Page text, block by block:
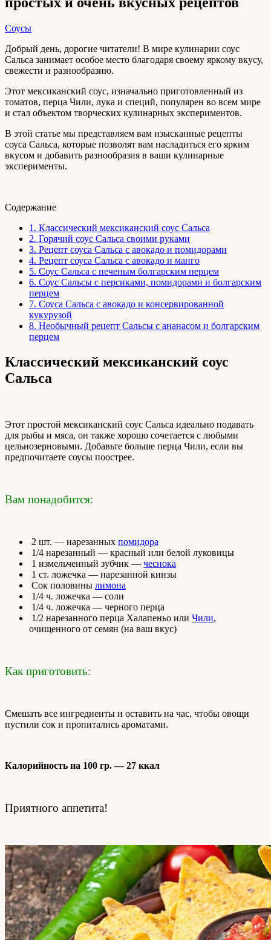
Соусы
Добрый день, дорогие читатели! В мире кулинарии соус
Сальса занимает особое место благодаря своему яркому вкусу,
свежести и разнообразию.
Этот мексиканский соус, изначально приготовленный из
томатов, перца Чили, лука и специй, популярен во всем мире
и стал объектом творческих кулинарных экспериментов.
В этой статье мы представляем вам изысканные рецепты
соуса Сальса, которые позволят вам насладиться его ярким
вкусом и добавить разнообразия в ваши кулинарные
эксперименты.
Содержание
1. Классический мексиканский соус Сальса
2. Горячий соус Сальса своими руками
3. Рецепт соуса Сальса с авокадо и помидорами
4. Рецепт соуса Сальса с авокадо и манго
5. Соус Сальса с печеным болгарским перцем
6. Соус Сальсы с персиками, помидорами и болгарским
перцем
7. Соуса Сальса с авокадо и консервированной
кукурузой
8. Необычный рецепт Сальсы с ананасом и болгарским
перцем
Классический мексиканский соус
Сальса
Этот простой мексиканский соус Сальса идеально подавать
для рыбы и мяса, он также хорошо сочетается с любыми
цельнозерновыми. Добавьте больше перца Чили, если вы
предпочитаете соусы поострее.
Вам понадобится:
2 шт. — нарезанных помидора
1/4 нарезанный — красный или белой луковицы
1 измельченный зубчик — чеснока
1 ст. ложечка — нарезанной кинзы
Сок половины лимона
1/4 ч. ложечка — соли
1/4 ч. ложечка — черного перца
1/2 нарезанного перца Халапеньо или Чили,
очищенного от семян (на ваш вкус)
Как приготовить:
Смешать все ингредиенты и оставить на час, чтобы овощи
пустили сок и пропитались ароматами.
Калорийность на 100 гр. — 27 ккал
Приятного аппетита!